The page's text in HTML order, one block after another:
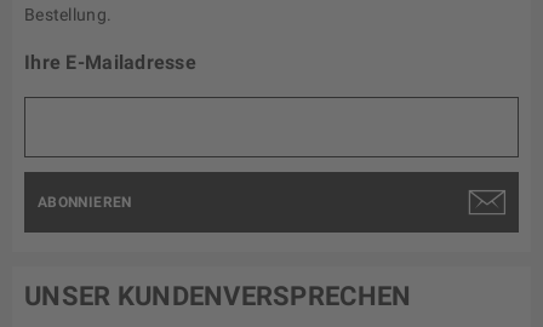
Bestellung.
Ihre E-Mailadresse
ABONNIEREN
UNSER KUNDENVERSPRECHEN